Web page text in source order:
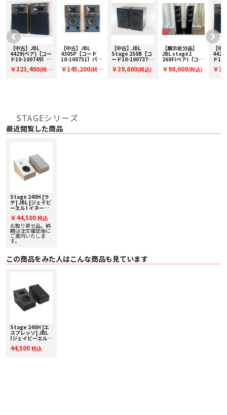
えるための滑り止めパッドが含まれております。
壁面および1/4-20インサート取り付けオプション
240Hは、壁への取り付けがを簡単にするためのキーホールスロットと、アフ
ターマーケットマウントシステムで使用できる業界標準の1/4-20ネジ穴を備え
ています。
■ 主な仕様
〇 製品名 JBL STAGE 240H BLK
〇 タイプ DOLBY イネーブルド・ハイトスピーカー
〇 カラー ラテ
〇 スピーカー構成
〇 公称インピーダンス 6Ω
〇 周波数特性 85Hz - 25kHz (±6dB)
〇 クロスオーバー周波数 1.6kHz
ドを含む)
〇 重量 3.5kg(グリル含む)
〇 付属品
・ グリル
・ 防振パッド
【中古】JBL
4429(ペア)【コー
ド10-100749】ブ
ーカー(ペア)
￥323,400(税
【中古】JBL
4305P【コード
10-100751】パワ
タースピーカー(ペ
￥145,200(税
【中古】JBL
Stage 250B【コ
ード10-100737】
ピーカー(ペア)
￥39,600(税込)
【展示処分品】
JBL stage2
260F(ペア)【コー
ロア型スピーカー
￥98,000(税込)
【中
ド
ーカ
￥
STAGEシリーズ
最近閲覧した商品
Stage 240H [ラ
テ] JBL [ジェイビ
ーエル] イネーブ
ーカー [ペア] 下取
り査定額20%アッ
プ実施中！
￥44,500 税込
お取り寄せ品。納
期は注文確認後に
ご案内いたしま
す。
この商品をみた人はこんな商品も見ています
Stage 240H [エ
スプレッソ] JBL
[ジェイビーエル]
イトスピーカー
44,500 税込